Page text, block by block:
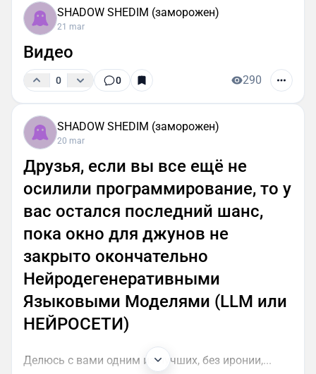
SHADOW SHEDIM (заморожен)
21 mar
Видео
0 0 290
SHADOW SHEDIM (заморожен)
20 mar
Друзья, если вы все ещё не
осилили программирование, то у
вас остался последний шанс,
пока окно для джунов не
закрыто окончательно
Нейродегенеративными
Языковыми Моделями (LLM или
НЕЙРОСЕТИ)
Делюсь с вами одним из лучших, без иронии,...